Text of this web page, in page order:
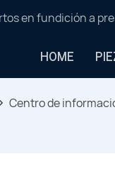
en fundición a
HOME
Centro de